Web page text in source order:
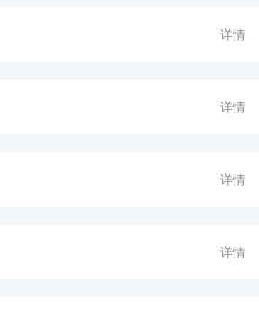
详情
详情
详情
详情